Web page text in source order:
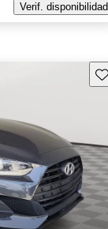
Verif. disponibilidad